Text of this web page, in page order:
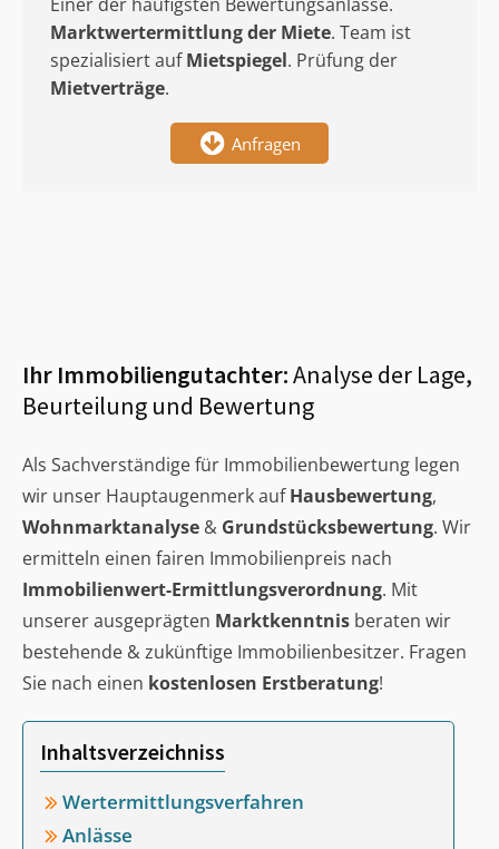
Marktwertermittlungder Miete. Team ist
spezialisiert aufMietspiegel. Prüfung der
Mietverträge.
Anfragen
Ihr Immobiliengutachter:Analyse der Lage,
Beurteilung und Bewertung
Als Sachverständige für Immobilienbewertung legen
wir unser Hauptaugenmerk aufHausbewertung,
Wohnmarktanalyse & Grundstücksbewertung. Wir
ermitteln einen fairen Immobilienpreis nach
Immobilienwert-Ermittlungsverordnung. Mit
unserer ausgeprägten Marktkenntnis beraten wir
bestehende & zukünftige Immobilienbesitzer. Fragen
Sie nach einen kostenlosen Erstberatung!
Inhaltsverzeichniss
Wertermittlungsverfahren
Anlässe